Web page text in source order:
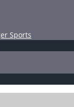
Sports